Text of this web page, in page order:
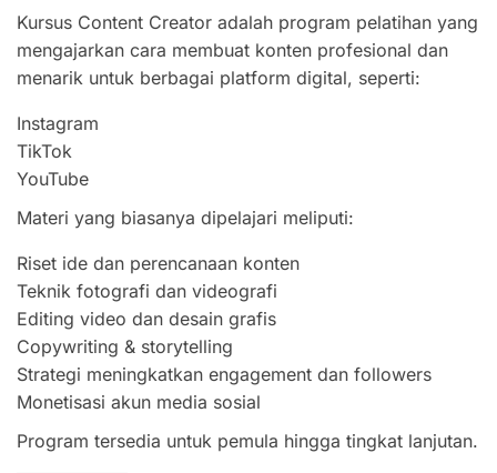
Kursus Content Creator adalah program pelatihan yang
mengajarkan cara membuat konten profesional dan
menarik untuk berbagai platform digital, seperti:
Instagram
TikTok
YouTube
Materi yang biasanya dipelajari meliputi:
Riset ide dan perencanaan konten
Teknik fotografi dan videografi
Editing video dan desain grafis
Copywriting & storytelling
Strategi meningkatkan engagement dan followers
Monetisasi akun media sosial
Program tersedia untuk pemula hingga tingkat lanjutan.